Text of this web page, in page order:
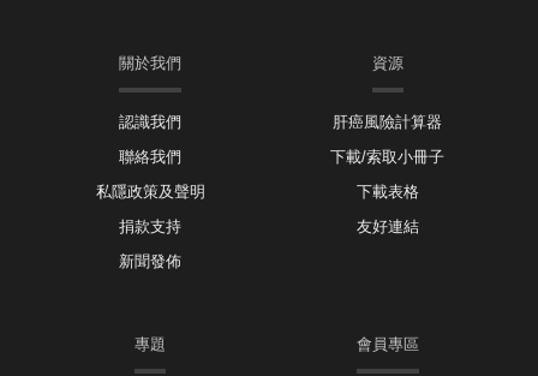
關於我們
認識我們
聯絡我們
私隱政策及聲明
捐款支持
新聞發佈
資源
肝癌風險計算器
下載/索取小冊子
下載表格
友好連結
專題 會員專區